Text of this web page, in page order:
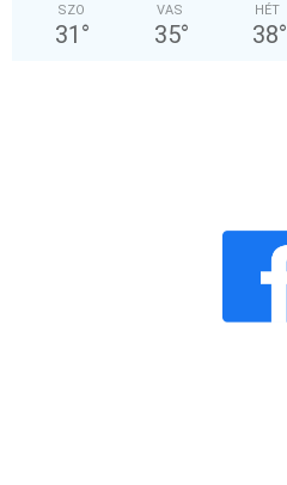
SZO
31 °
VAS
35°
HÉT
38°